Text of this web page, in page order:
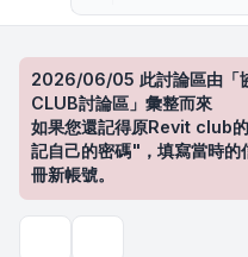
2026/06/05 此討論區由「
CLUB討論區」彙整而來
如果您還記得原Revit club
記自己的密碼"，填寫當時的
冊新帳號。